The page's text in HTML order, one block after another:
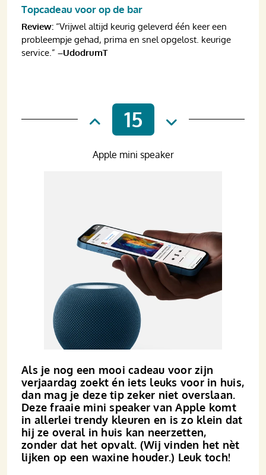
Topcadeau voor op de bar
Review: “Vrijwel altijd keurig geleverd één keer een
probleempje gehad, prima en snel opgelost. keurige
service.” –UdodrumT
15
Als je nog een mooi cadeau voor zijn
verjaardag zoekt én iets leuks voor in huis,
dan mag je deze tip zeker niet overslaan.
Deze fraaie mini speaker van Apple komt
in allerlei trendy kleuren en is zo klein dat
hij ze overal in huis kan neerzetten,
zonder dat het opvalt. (Wij vinden het nèt
lijken op een waxine houder.) Leuk toch!
Apple mini speaker